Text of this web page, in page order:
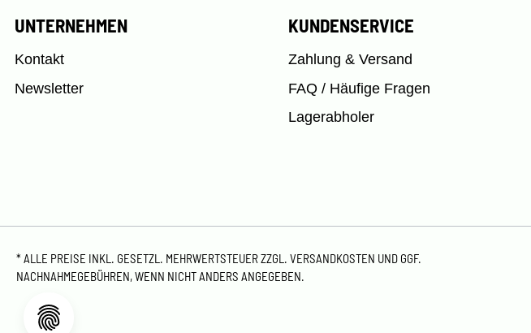
UNTERNEHMEN
Kontakt
Newsletter
KUNDENSERVICE
Zahlung & Versand
FAQ / Häufige Fragen
Lagerabholer
* ALLE PREISE INKL. GESETZL. MEHRWERTSTEUER ZZGL. VERSANDKOSTEN UND GGF.
NACHNAHMEGEBÜHREN, WENN NICHT ANDERS ANGEGEBEN.